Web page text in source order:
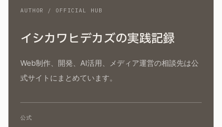
AUTHOR / OFFICIAL HUB
イシカワヒデカズの実践記録
Web制作、開発、AI活用、メディア運営の相談先は公
式サイトにまとめています。
公式